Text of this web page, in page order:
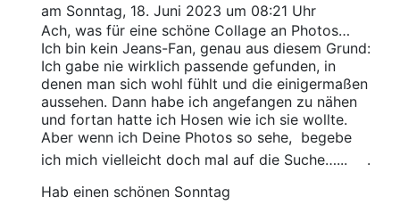
am Sonntag, 18. Juni 2023 um 08:21 Uhr
Ach, was für eine schöne Collage an Photos…
Ich bin kein Jeans-Fan, genau aus diesem Grund:
Ich gabe nie wirklich passende gefunden, in
denen man sich wohl fühlt und die einigermaßen
aussehen. Dann habe ich angefangen zu nähen
und fortan hatte ich Hosen wie ich sie wollte.
Aber wenn ich Deine Photos so sehe, begebe
ich mich vielleicht doch mal auf die Suche…...
.
Hab einen schönen Sonntag